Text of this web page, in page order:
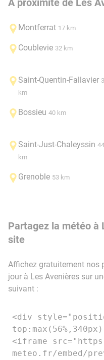
À proximité de Les
Montferrat 17 km
Coublevie 32 km
Saint-Quentin-Fallavier
km
Bossieu 40 km
Saint-Just-Chaleyssin 44
km
Grenoble 53 km
Partagez la météo à
site
Affichez gratuitement nos
jour à Les Avenières sur
suivant :